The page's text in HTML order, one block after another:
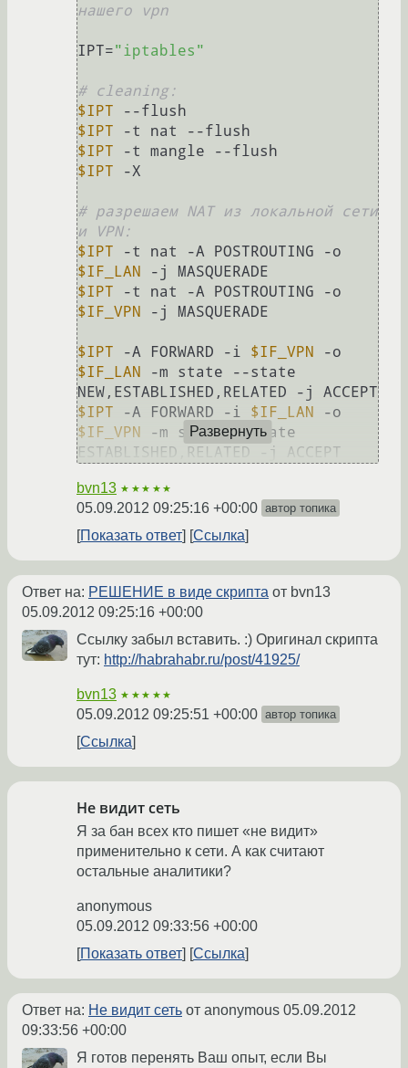
нашего vpn
IPT="iptables"
# cleaning:
$IPT
$IPT
$IPT
$IPT -X
# разрешаем NAT из локальной сети
и VPN:
$IPT
$IF_LAN
$IPT
$IF_VPN -j MASQUERADE
$IPT -A FORWARD -i $IF_VPN
$IF_LAN -m state --state
$IPT -A FORWARD -i $IF_LAN
$IF_VPN -m state --state
Развернуть
bvn13 ★★★★★
05.09.2012 09:25:16 +00:00 автор топика
Показать ответ Ссылка
Ответ на: РЕШЕНИЕ в виде скрипта от bvn13
05.09.2012 09:25:16 +00:00
Ссылку забыл вставить. :) Оригинал скрипта
тут: http://habrahabr.ru/post/41925/
bvn13 ★★★★★
05.09.2012 09:25:51 +00:00 автор топика
Ссылка
Не видит сеть
Я за бан всех кто пишет «не видит»
применительно к сети. А как считают
остальные аналитики?
anonymous
05.09.2012 09:33:56 +00:00
Показать ответ
Ссылка
Ответ на: Не видит сеть от anonymous 05.09.2012
09:33:56 +00:00
Я готов перенять Ваш опыт, если Вы